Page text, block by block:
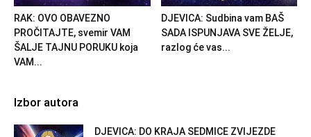
RAK: OVO OBAVEZNO
PROČITAJTE, svemir VAM
ŠALJE TAJNU PORUKU koja
VAM...
DJEVICA: Sudbina vam BAŠ
SADA ISPUNJAVA SVE ŽELJE,
razlog će vas...
Izbor autora
DJEVICA: DO KRAJA SEDMICE ZVIJEZDE